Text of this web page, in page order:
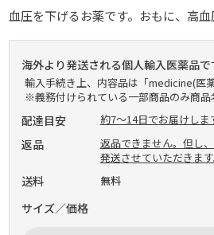
血圧を下げるお薬です。おもに、高血
海外より発送される個人輸入医薬品で
輸入手続き上、内容品は「medicine(医
※義務付けられている一部商品のみ商品
配達目安 約7～14日でお届けしま
返品
返品できません。但し
発送させていただきます
送料 無料
サイズ／価格